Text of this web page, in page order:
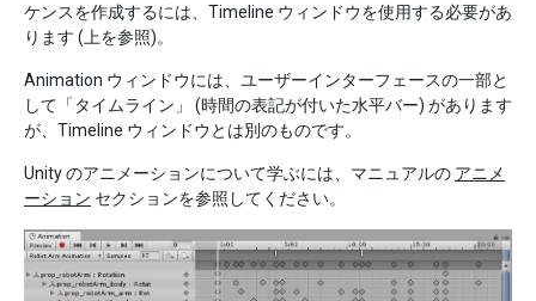
ケンスを作成するには、Timeline ウィンドウを使用する必要があ
ります (上を参照)。
Animation ウィンドウには、ユーザーインターフェースの一部と
して「タイムライン」 (時間の表記が付いた水平バー) があります
が、Timeline ウィンドウとは別のものです。
Unity のアニメーションについて学ぶには、マニュアルの アニメ
ーション セクションを参照してください。